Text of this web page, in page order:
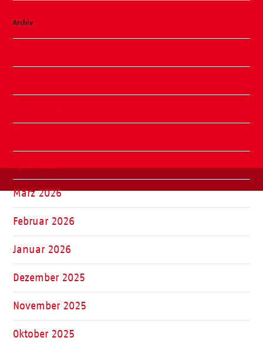
Archiv
April 2026
März 2026
Februar 2026
Januar 2026
Dezember 2025
November 2025
Oktober 2025